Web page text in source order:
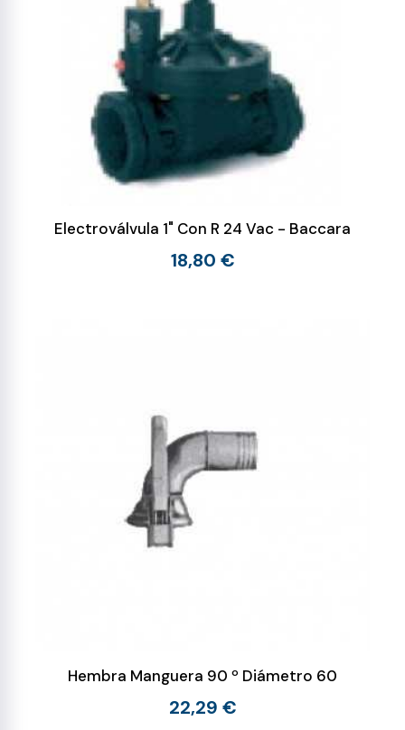
Electroválvula 1" Con R 24 Vac - Baccara
18,80 €
Hembra Manguera 90 º Diámetro 60
22,29 €